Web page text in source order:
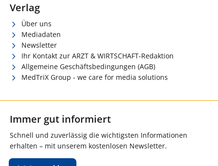
Verlag
Über uns
Mediadaten
Newsletter
Ihr Kontakt zur ARZT & WIRTSCHAFT-Redaktion
Allgemeine Geschäftsbedingungen (AGB)
MedTriX Group - we care for media solutions
Immer gut informiert
Schnell und zuverlässig die wichtigsten Informationen
erhalten – mit unserem kostenlosen Newsletter.